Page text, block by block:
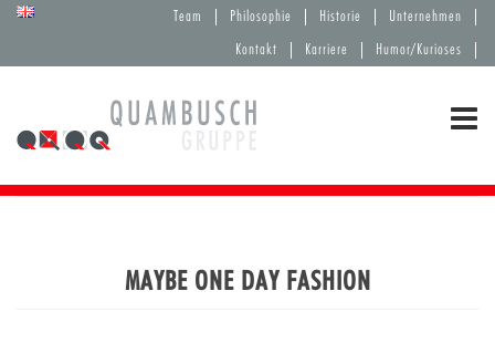
Unternehmen
Historie
Philosophie
Team
Humor/Kurioses
Karriere
Kontakt
MAYBE ONE DAY FASHION